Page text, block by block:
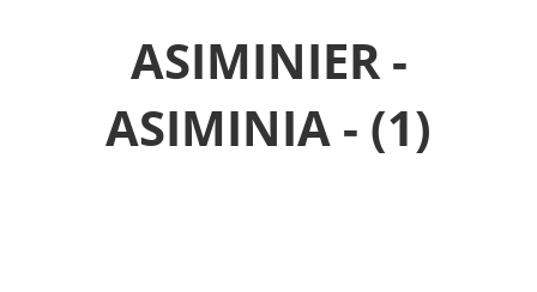
ASIMINIER -
ASIMINIA - (1)